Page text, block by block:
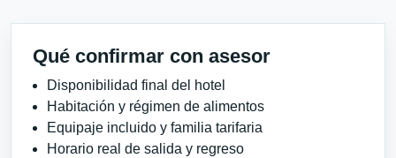
Qué confirmar con asesor
Disponibilidad final del hotel
Habitación y régimen de alimentos
Equipaje incluido y familia tarifaria
Horario real de salida y regreso